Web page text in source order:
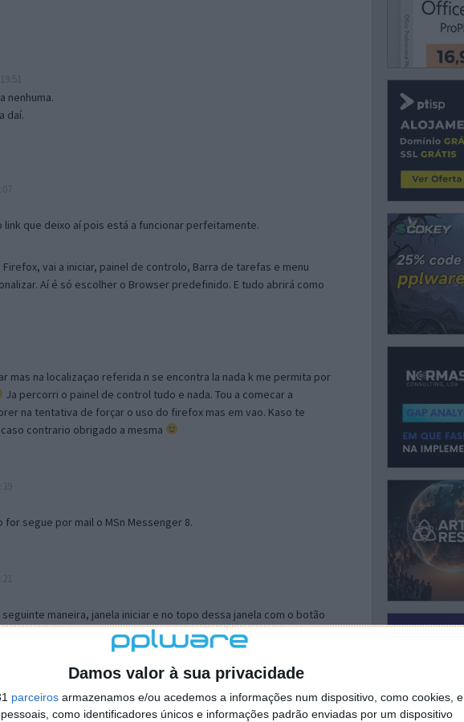
Damos valor à sua privacidade
parceiros armazenamos e/ou acedemos a informações num dispositivo, como cookies, e
como identificadores únicos e informações padrão enviadas por um dispositivo
nenhuma.
daí.
que deixo aí pois está a funcionar perfeitamente.
vai a iniciar, painel de controlo, Barra de tarefas e menu
Aí é só escolher o Browser predefinido. E tudo abrirá como
mas na localizaçao referida n se encontra la nada k me permita por
Ja percorri o painel de control tudo e nada. Tou a comecar a
na tentativa de forçar o uso do firefox mas em vao. Kaso te
contrario obrigado a mesma
for segue por mail o MSn Messenger 8.
maneira, janela iniciar e no topo dessa janela com o botão
separador Menu ‘Iniciar’ clica no botão ‘Personalizar’ aí
escolheres o Browser com que queres navegar e o gestor de
ao teu Firefox e nas ferramentas ou tools escolhes ‘Opções’ ou
e logo perto do fim encontras um local para colocares um visto
é o browser predefinido.